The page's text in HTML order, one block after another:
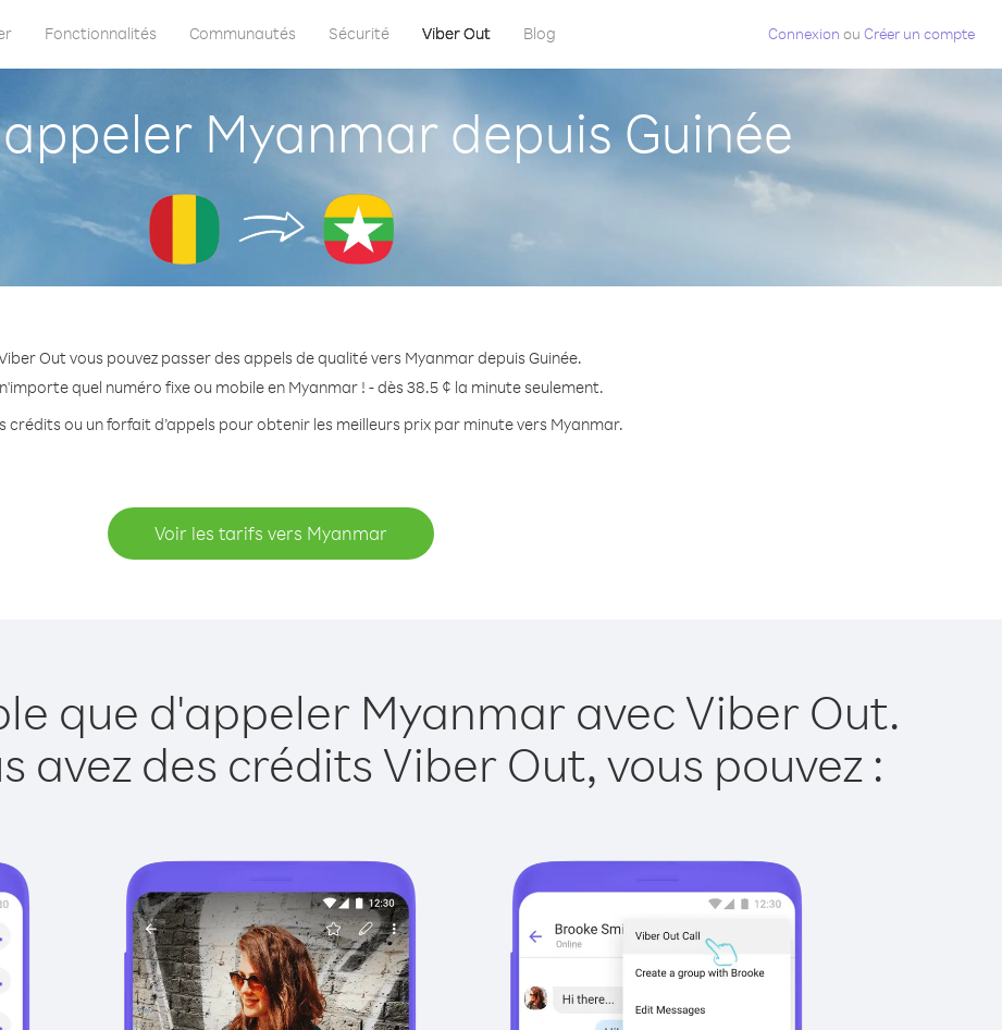
Fonctionnalités Communautés Sécurité Viber Out Blog Connexion ou Créer un compte
Myanmar depuis Guinée
Out vous pouvez passer des appels de qualité vers Myanmar depuis Guinée.
quel numéro fixe ou mobile en Myanmar ! - dès 38.5 ¢ la minute seulement.
crédits ou un forfait d’appels pour obtenir les meilleurs prix par minute vers Myanmar.
Voir les tarifs vers Myanmar
que d'appeler Myanmar avec Viber Out.
avez des crédits Viber Out, vous pouvez :